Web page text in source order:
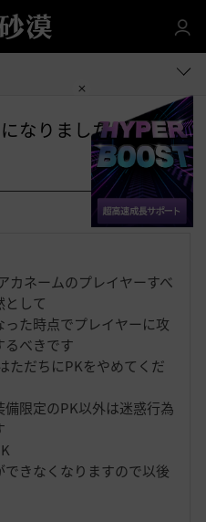
なりました
お
入
共有する
カネームのプレイヤーすべ
として
た時点でプレイヤーに攻
るべきです
ただちにPKをやめてくだ
限定のPK以外は迷惑行為
きなくなりますので以後